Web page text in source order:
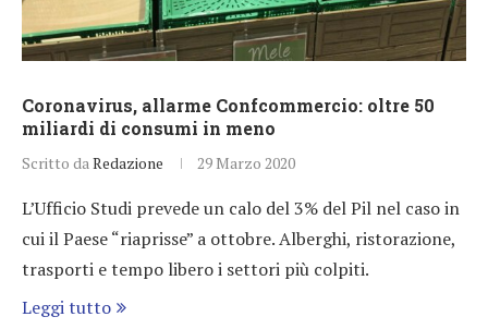
Coronavirus, allarme Confcommercio: oltre 50
miliardi di consumi in meno
Scritto da Redazione 29 Marzo 2020
L’Ufficio Studi prevede un calo del 3% del Pil nel caso in
cui il Paese “riaprisse” a ottobre. Alberghi, ristorazione,
trasporti e tempo libero i settori più colpiti.
Leggi tutto